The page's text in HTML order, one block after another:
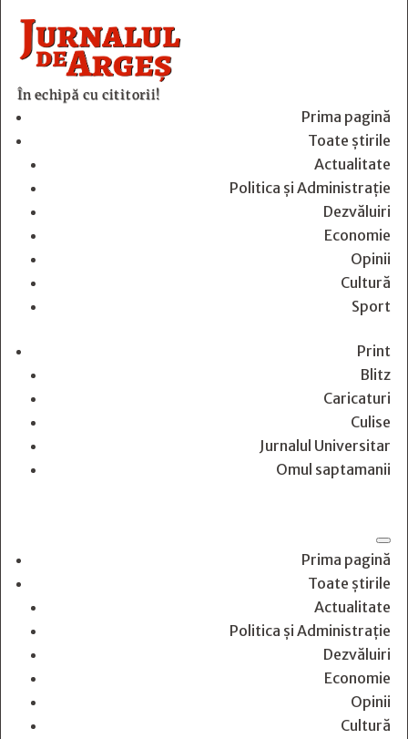
În echipă cu cititorii!
Prima pagină
Toate știrile
Actualitate
Politica și Administrație
Dezvăluiri
Economie
Opinii
Cultură
Sport
Print
Blitz
Caricaturi
Culise
Jurnalul Universitar
Omul saptamanii
Prima pagină
Toate știrile
Actualitate
Politica și Administrație
Dezvăluiri
Economie
Opinii
Cultură